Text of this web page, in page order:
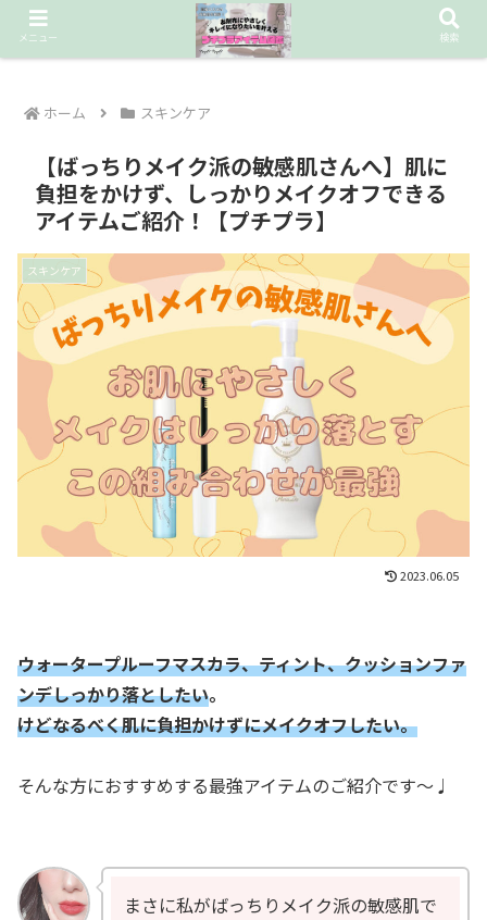
お財布に優しいデパコス級コスメを探し続ける❤︎
ホーム スキンケア
【ばっちりメイク派の敏感肌さんへ】肌に
負担をかけず、しっかりメイクオフできる
アイテムご紹介！【プチプラ】
スキンケア
2023.06.05
ウォータープルーフマスカラ、ティント、クッションファ
ンデしっかり落としたい。
けどなるべく肌に負担かけずにメイクオフしたい。
そんな方におすすめする最強アイテムのご紹介です〜♩
まさに私がばっちりメイク派の敏感肌で
メニュー 検索